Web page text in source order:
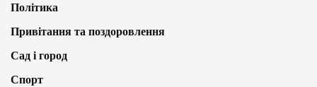
Політика
Привітання та поздоровлення
Сад і город
Спорт